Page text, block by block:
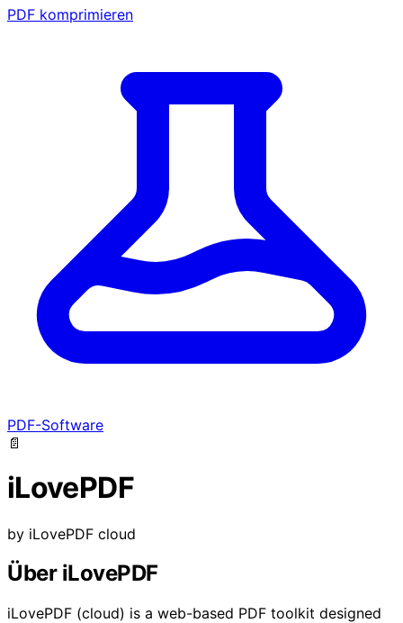
PDF komprimieren
PDF-Software
📄
iLovePDF
by iLovePDF cloud
Über iLovePDF
iLovePDF (cloud) is a web-based PDF toolkit designed